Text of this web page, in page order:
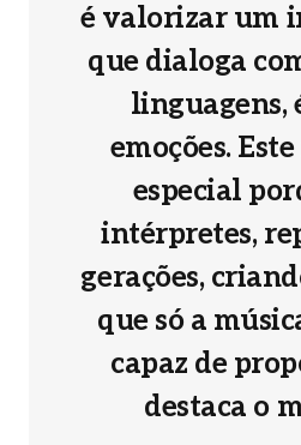
é valorizar um
que dialoga
linguagens,
emoções.
especial
intérpretes,
gerações,
que só a
capaz de
destaca o